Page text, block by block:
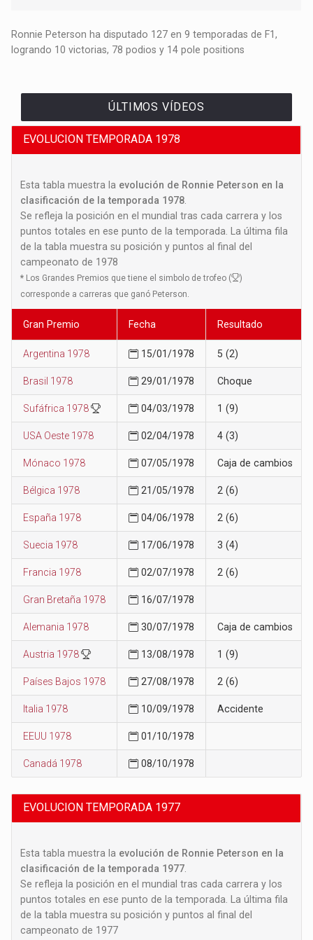
Ronnie Peterson ha disputado 127 en 9 temporadas de F1,
logrando 10 victorias, 78 podios y 14 pole positions
ÚLTIMOS VÍDEOS
EVOLUCION TEMPORADA 1978
Esta tabla muestra la evolución de Ronnie Peterson en la
clasificación de la temporada 1978
Se refleja la posición en el mundial tras cada carrera y los
puntos totales en ese punto de la temporada. La última fila
de la tabla muestra su posición y puntos al final del
campeonato de 1978
* Los Grandes Premios que tiene el simbolo de trofeo (
)
corresponde a carreras que ganó Peterson.
Gran Premio Fecha Resultado
Argentina 1978 15/01/1978 5 (2)
Brasil 1978 29/01/1978 Choque
Sufáfrica 1978 04/03/1978 1 (9)
USA Oeste 1978 02/04/1978 4 (3)
Mónaco 1978 07/05/1978 Caja de cambios
Bélgica 1978 21/05/1978 2 (6)
España 1978 04/06/1978 2 (6)
Suecia 1978 17/06/1978 3 (4)
Francia 1978 02/07/1978 2 (6)
Gran Bretaña 1978 16/07/1978
Alemania 1978 30/07/1978 Caja de cambios
Austria 1978 13/08/1978 1 (9)
Países Bajos 1978 27/08/1978 2 (6)
Italia 1978 10/09/1978 Accidente
EEUU 1978 01/10/1978
Canadá 1978 08/10/1978
EVOLUCION TEMPORADA 1977
Esta tabla muestra la evolución de Ronnie Peterson en la
clasificación de la temporada 1977
Se refleja la posición en el mundial tras cada carrera y los
puntos totales en ese punto de la temporada. La última fila
de la tabla muestra su posición y puntos al final del
campeonato de 1977